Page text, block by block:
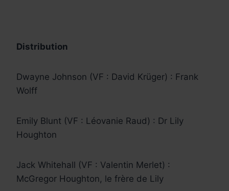
Distribution
Dwayne Johnson (VF : David Krüger) : Frank
Wolff
Emily Blunt (VF : Léovanie Raud) : Dr Lily
Houghton
Jack Whitehall (VF : Valentin Merlet) :
McGregor Houghton, le frère de Lily